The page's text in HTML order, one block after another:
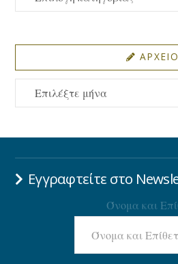
ΑΡΧΕΙΟ
ΑΡΧΕΙΟ
Εγγραφτείτε στο
Όνομα και